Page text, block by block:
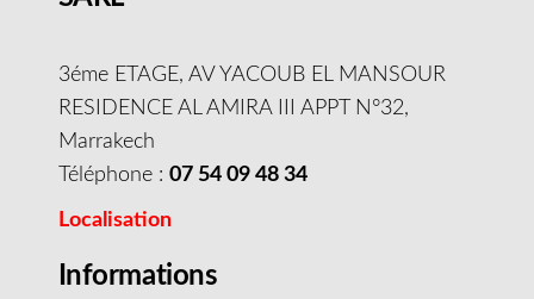
3éme ETAGE, AV YACOUB EL MANSOUR
RESIDENCE AL AMIRA III APPT N°32,
Marrakech
Téléphone : 07 54 09 48 34
Localisation
Informations